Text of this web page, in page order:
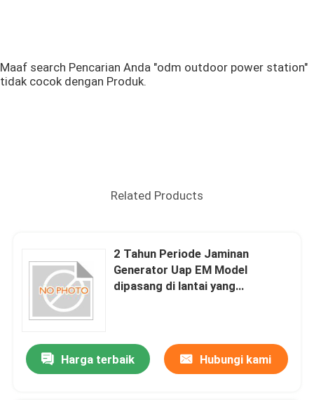
Maaf search Pencarian Anda "odm outdoor power station"
tidak cocok dengan Produk.
Related Products
2 Tahun Periode Jaminan
Generator Uap EM Model
dipasang di lantai yang
Harga terbaik
Hubungi kami